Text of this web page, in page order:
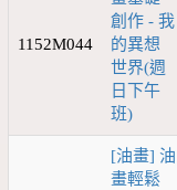
1152M044
創作 - 我
的異想
世界(週
日下午
班)
[油畫] 油
畫輕鬆